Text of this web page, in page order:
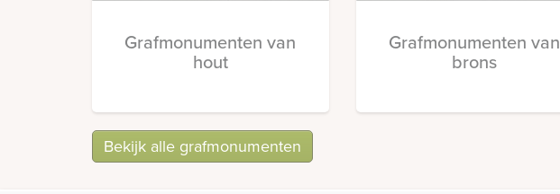
Grafmonumenten van
hout
Grafmonumenten van
brons
Bekijk alle grafmonumenten